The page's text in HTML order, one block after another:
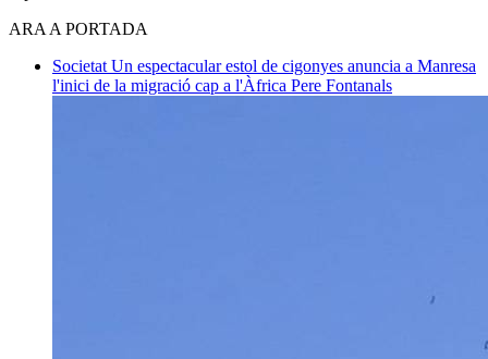
ARA A PORTADA
Societat Un espectacular estol de cigonyes anuncia a Manresa
l'inici de la migració cap a l'Àfrica Pere Fontanals